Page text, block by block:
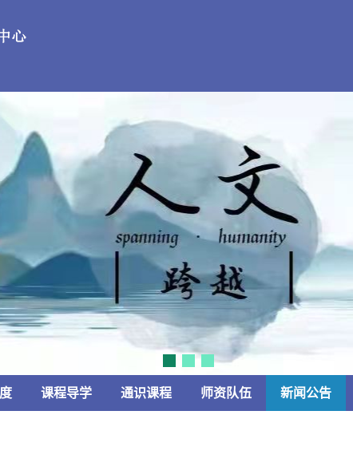
课程导学 通识课程 师资队伍 新闻公告